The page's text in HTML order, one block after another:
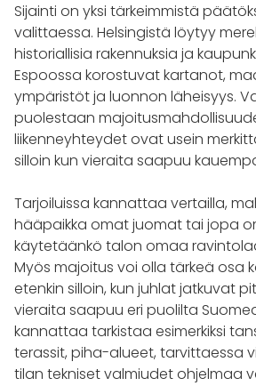
Sijainti on yksi tärkeimmistä
valittaessa. Helsingistä löytyy
historiallisia rakennuksia ja
Espoossa korostuvat kartanot,
ympäristöt ja luonnon läheisyys.
puolestaan
liikenneyhteydet ovat usein
silloin kun vieraita saapuu
Tarjoiluissa kannattaa vertailla,
hääpaikka omat juomat tai jopa
käytetäänkö talon omaa
Myös majoitus voi olla tärkeä osa
etenkin silloin, kun juhlat jatkuvat
vieraita saapuu eri puolilta
kannattaa tarkistaa esimerkiksi
terassit, piha-alueet, tarvittaessa
tilan tekniset valmiudet ohjelmaa